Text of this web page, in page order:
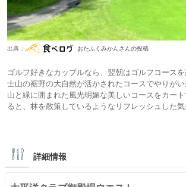
出典： おたふくみかんさんの投稿
ゴルフ好きなカップルなら、翌朝はゴルフコース
士山の裾野の大自然が活かされたコースでやりが
山と緑に囲まれた風光明媚な美しいコースをカー
ると、林を散策しているようなリフレッシュした気
詳細情報